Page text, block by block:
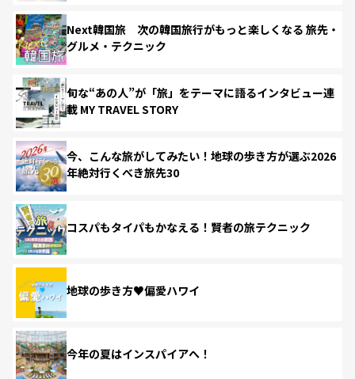
Next韓国旅 次の韓国旅行がもっと楽しくなる 旅先・
グルメ・テクニック
旬な“あの人”が「旅」をテーマに語るインタビュー連
載 MY TRAVEL STORY
今、こんな旅がしてみたい！地球の歩き方が選ぶ2026
年絶対行くべき旅先30
コスパもタイパもかなえる！賢者の旅テクニック
地球の歩き方♥偏愛ハワイ
今年の夏はインスパイアへ！